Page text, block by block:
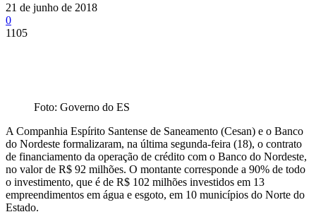
21 de junho de 2018
0
1105
Foto: Governo do ES
A Companhia Espírito Santense de Saneamento (Cesan) e o Banco
do Nordeste formalizaram, na última segunda-feira (18), o contrato
de financiamento da operação de crédito com o Banco do Nordeste,
no valor de R$ 92 milhões. O montante corresponde a 90% de todo
o investimento, que é de R$ 102 milhões investidos em 13
empreendimentos em água e esgoto, em 10 municípios do Norte do
Estado.